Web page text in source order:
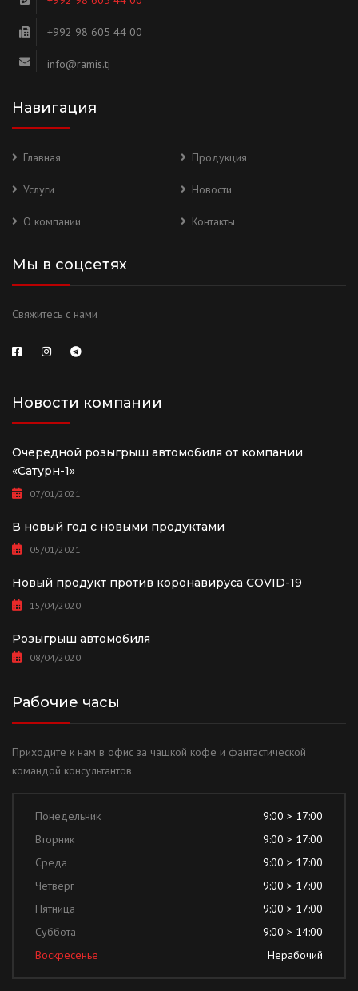
+992 98 605 44 00
info@ramis.tj
Навигация
Главная Продукция
Услуги Новости
О компании Контакты
Мы в соцсетях
Свяжитесь с нами
Новости компании
Очередной розыгрыш автомобиля от компании
«Сатурн-1»
07/01/2021
В новый год с новыми продуктами
05/01/2021
Новый продукт против коронавируса COVID-19
15/04/2020
Розыгрыш автомобиля
08/04/2020
Рабочие часы
Приходите к нам в офис за чашкой кофе и фантастической
командой консультантов.
Понедельник
9:00 > 17:00
Вторник
9:00 > 17:00
Среда
9:00 > 17:00
Четверг
9:00 > 17:00
Пятница
9:00 > 17:00
Суббота
9:00 > 14:00
Воскресенье
Нерабочий